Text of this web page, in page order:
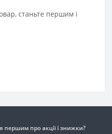
станьте першим і
першим про акції і знижки?